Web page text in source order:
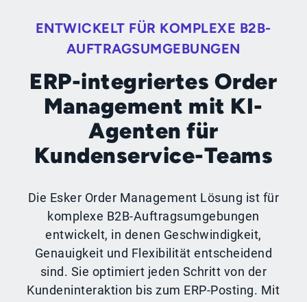
ENTWICKELT FÜR KOMPLEXE B2B-
AUFTRAGSUMGEBUNGEN
ERP-integriertes Order
Management mit KI-
Agenten für
Kundenservice-Teams
Die Esker Order Management Lösung ist für
komplexe B2B-Auftragsumgebungen
entwickelt, in denen Geschwindigkeit,
Genauigkeit und Flexibilität entscheidend
sind. Sie optimiert jeden Schritt von der
Kundeninteraktion bis zum ERP-Posting. Mit